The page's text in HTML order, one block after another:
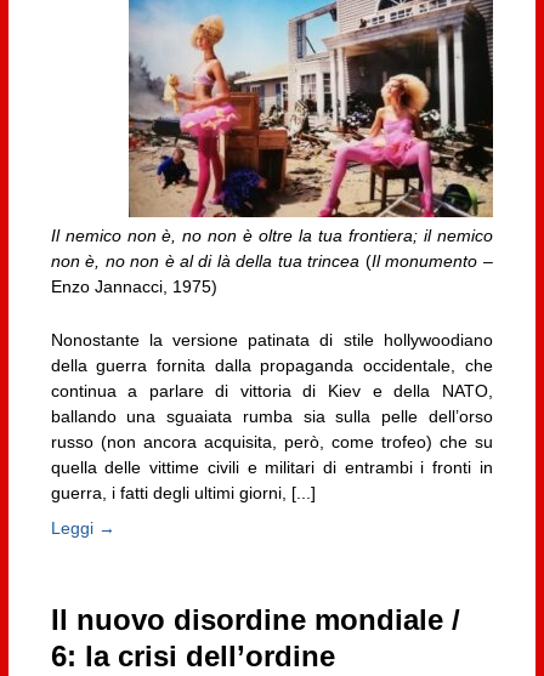
Il nemico non è, no non è oltre la tua frontiera; il nemico
non è, no non è al di là della tua trincea (Il monumento –
Enzo Jannacci, 1975)
Nonostante la versione patinata di stile hollywoodiano
della guerra fornita dalla propaganda occidentale, che
continua a parlare di vittoria di Kiev e della NATO,
ballando una sguaiata rumba sia sulla pelle dell’orso
russo (non ancora acquisita, però, come trofeo) che su
quella delle vittime civili e militari di entrambi i fronti in
guerra, i fatti degli ultimi giorni, [...]
Leggi →
Il nuovo disordine mondiale /
6: la crisi dell’ordine